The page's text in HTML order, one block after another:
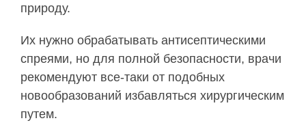
природу.
Их нужно обрабатывать антисептическими
спреями, но для полной безопасности, врачи
рекомендуют все-таки от подобных
новообразований избавляться хирургическим
путем.